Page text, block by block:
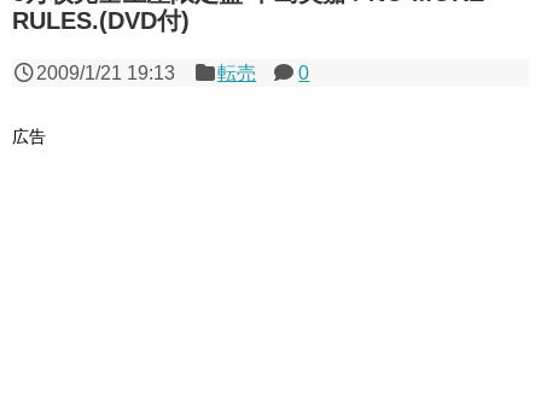
RULES.(DVD付)
2009/1/21 19:13 転売 0
広告